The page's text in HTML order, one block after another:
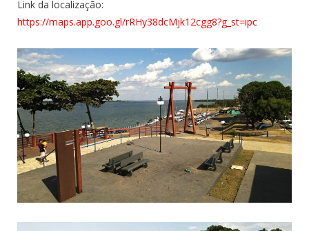
Link da localização:
https://maps.app.goo.gl/rRHy38dcMjk12cgg8?g_st=ipc